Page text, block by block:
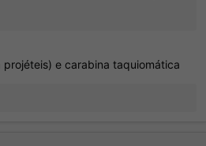
e carabina taquiomática